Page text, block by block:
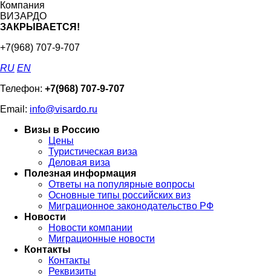
Компания
ВИЗАРДО
ЗАКРЫВАЕТСЯ!
+7(968) 707-9-707
RU EN
Телефон: +7(968) 707-9-707
Email: info@visardo.ru
Визы в Россию
Цены
Туристическая виза
Деловая виза
Полезная информация
Ответы на популярные вопросы
Основные типы российских виз
Миграционное законодательство РФ
Новости
Новости компании
Миграционные новости
Контакты
Контакты
Реквизиты